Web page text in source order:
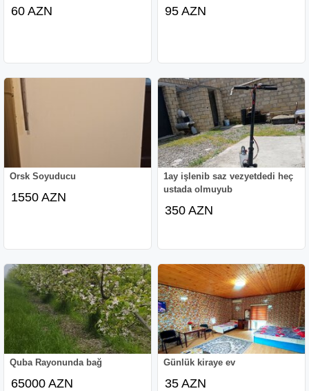
60 AZN 95 AZN
Orsk Soyuducu
1550 AZN
1ay işlenib saz vezyetdedi heç
ustada olmuyub
350 AZN
Quba Rayonunda bağ
65000 AZN
Günlük kiraye ev
35 AZN